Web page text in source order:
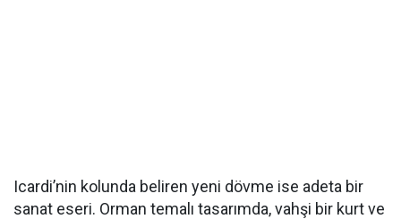
Icardi’nin kolunda beliren yeni dövme ise adeta bir
sanat eseri. Orman temalı tasarımda, vahşi bir kurt ve